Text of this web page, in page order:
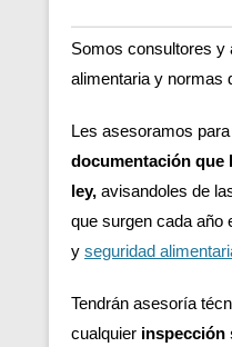
Somos consultores y
alimentaria y normas
Les asesoramos para
documentación que
ley, avisandoles de
que surgen cada año
y seguridad
Tendrán asesoría
cualquier inspección